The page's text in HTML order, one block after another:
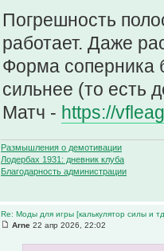
Погрешность
работает. Даже
Форма соперника
сильнее (то есть
Матч - https://
Размышления о демотивации
Лодербах 1931: дневник клуба
Благодарность администрации
Re: Моды для игры [калькулятор силы и
Arne 22 апр 2026, 22:02